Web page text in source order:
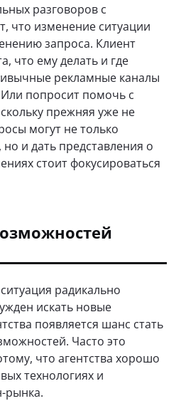
разговоров с
что изменение ситуации
запроса. Клиент
что ему делать и где
рекламные каналы
Или попросит помочь с
прежняя уже не
могут не только
и дать представления о
стоит фокусироваться
радикально
искать новые
появляется шанс стать
Часто это
что агентства хорошо
технологиях и
рынка.